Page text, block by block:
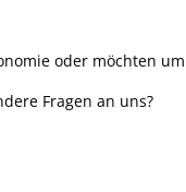
oder möchten
Fragen an uns?